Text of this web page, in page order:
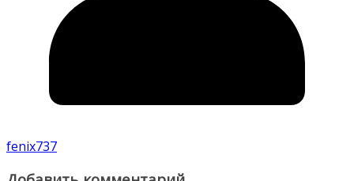
fenix737